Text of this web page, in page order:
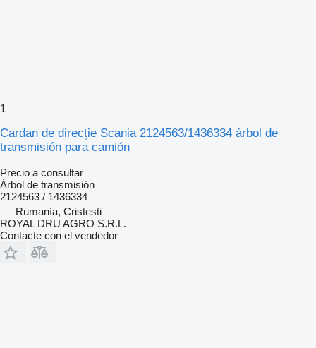
1
Cardan de direcție Scania 2124563/1436334 árbol de
transmisión para camión
Precio a consultar
Árbol de transmisión
2124563 / 1436334
Rumanía, Cristesti
ROYAL DRU AGRO S.R.L.
Contacte con el vendedor